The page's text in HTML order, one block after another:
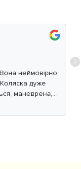
неймовірно
дуже
маневрена,
капюшон